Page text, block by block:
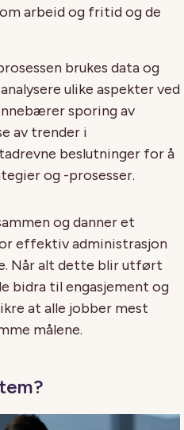
arbeid og fritid og de
brukes data og
ulike aspekter ved
sporing av
av trender i
beslutninger for å
og -prosesser.
og danner et
effektiv administrasjon
Når alt dette blir utført
bidra til engasjement og
at alle jobber mest
målene.